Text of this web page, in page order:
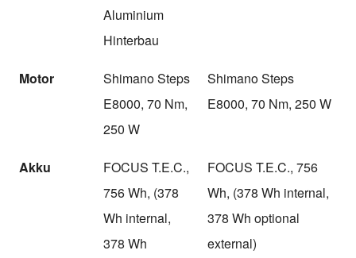
Aluminium
Hinterbau
Motor
Shimano Steps
E8000, 70 Nm,
250 W
Shimano Steps
E8000, 70 Nm, 250 W
Akku
FOCUS T.E.C.,
756 Wh, (378
Wh internal,
378 Wh
FOCUS T.E.C., 756
Wh, (378 Wh internal,
378 Wh optional
external)